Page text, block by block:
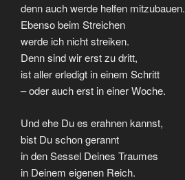
denn auch werde helfen mitzubauen.
Ebenso beim Streichen
werde ich nicht streiken.
Denn sind wir erst zu dritt,
ist aller erledigt in einem Schritt
– oder auch erst in einer Woche.
Und ehe Du es erahnen kannst,
bist Du schon gerannt
in den Sessel Deines Traumes
in Deinem eigenen Reich.